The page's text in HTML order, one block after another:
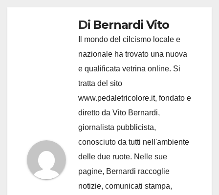
Di Bernardi Vito
Il mondo del cilcismo locale e
nazionale ha trovato una nuova
e qualificata vetrina online. Si
tratta del sito
www.pedaletricolore.it, fondato e
diretto da Vito Bernardi,
giornalista pubblicista,
conosciuto da tutti nell'ambiente
delle due ruote. Nelle sue
pagine, Bernardi raccoglie
notizie, comunicati stampa,